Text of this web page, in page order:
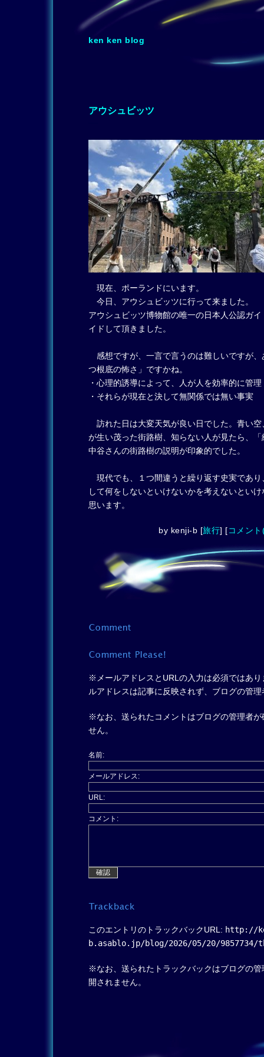
ken ken blog
アウシュビッツ
現在、ポーランドにいます。
今日、アウシュビッツに行って来ました。
アウシュビッツ博物館の唯一の日本人公認ガ
イドして頂きました。
感想ですが、一言で言うのは難しいですが、
つ根底の怖さ」ですかね。
・心理的誘導によって、人が人を効率的に管
・それらが現在と決して無関係では無い事実
訪れた日は大変天気が良い日でした。青い空
が生い茂った街路樹、知らない人が見たら、
中谷さんの街路樹の説明が印象的でした。
現代でも、１つ間違うと繰り返す史実であり
して何をしないといけないかを考えないとい
思います。
by kenji-b [旅行] [ コメン
※メールアドレスとURLの入力は必須ではあ
ルアドレスは記事に反映されず、ブログの管
※なお、送られたコメントはブログの管理者
せん。
名前:
メールアドレス:
URL:
コメント:
このエントリのトラックバックURL: http://
b.asablo.jp/blog/2026/05/20/9857734/
※なお、送られたトラックバックはブログの
開されません。